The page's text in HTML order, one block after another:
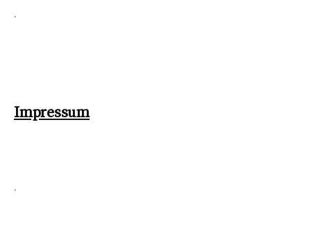
.
Impressum
.